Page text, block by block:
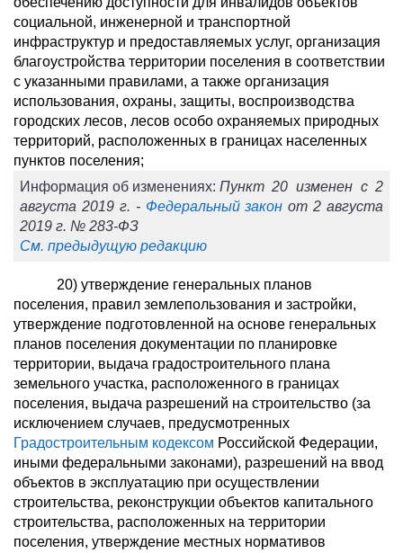
социальной, инженерной и транспортной
инфраструктур и предоставляемых услуг, организация
благоустройства территории поселения в соответствии
с указанными правилами, а также организация
использования, охраны, защиты, воспроизводства
городских лесов, лесов особо охраняемых природных
территорий, расположенных в границах населенных
пунктов поселения;
Информация об изменениях: Пункт 20 изменен с 2
августа 2019 г. - Федеральный закон от 2 августа
2019 г. № 283-ФЗ
См. предыдущую редакцию
20) утверждение генеральных планов
поселения, правил землепользования и застройки,
утверждение подготовленной на основе генеральных
планов поселения документации по планировке
территории, выдача градостроительного плана
земельного участка, расположенного в границах
поселения, выдача разрешений на строительство (за
исключением случаев, предусмотренных
Градостроительным кодексом Российской Федерации,
иными федеральными законами), разрешений на ввод
объектов в эксплуатацию при осуществлении
строительства, реконструкции объектов капитального
строительства, расположенных на территории
поселения, утверждение местных нормативов